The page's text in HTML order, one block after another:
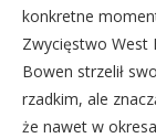
konkretne
Zwycięstwo West
Bowen strzelił
rzadkim, ale
że nawet w